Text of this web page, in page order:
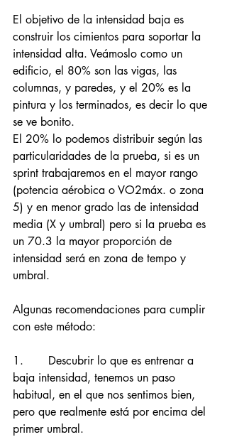
El objetivo de la intensidad baja es
construir los cimientos para soportar la
intensidad alta. Veámoslo como un
edificio, el 80% son las vigas, las
columnas, y paredes, y el 20% es la
pintura y los terminados, es decir lo que
se ve bonito.
El 20% lo podemos distribuir según las
particularidades de la prueba, si es un
sprint trabajaremos en el mayor rango
(potencia aérobica o VO2máx. o zona
5) y en menor grado las de intensidad
media (X y umbral) pero si la prueba es
un 70.3 la mayor proporción de
intensidad será en zona de tempo y
umbral.
Algunas recomendaciones para cumplir
con este método:
1.       Descubrir lo que es entrenar a
baja intensidad, tenemos un paso
habitual, en el que nos sentimos bien,
pero que realmente está por encima del
primer umbral.